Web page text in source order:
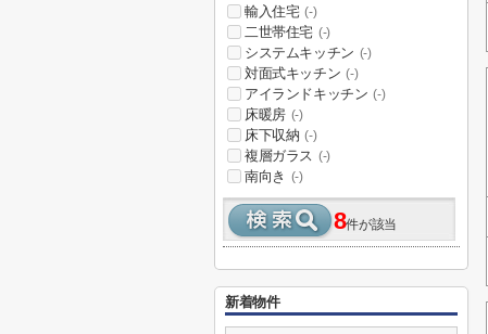
輸入住宅 (-)
二世帯住宅 (-)
システムキッチン (-)
対面式キッチン (-)
アイランドキッチン (-)
床暖房 (-)
床下収納 (-)
複層ガラス (-)
南向き (-)
8件が該当
新着物件